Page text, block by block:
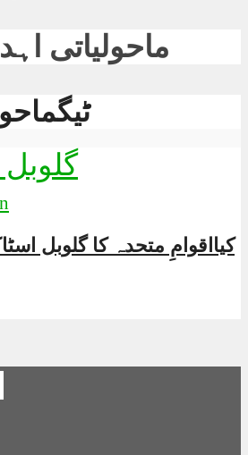
ماحولیاتی
کیااقوامِ متحدہ کا گلوبل